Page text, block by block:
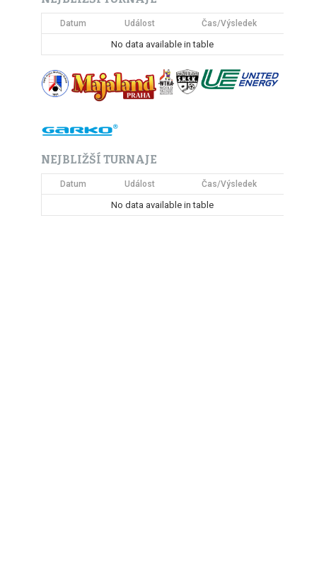
Datum Událost Čas/Výsledek
No data available in table
NEJBLIŽŠÍ TURNAJE
Datum Událost Čas/Výsledek
No data available in table